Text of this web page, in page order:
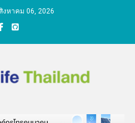
หาคม 06, 2026
คิด ชีวิตกับ